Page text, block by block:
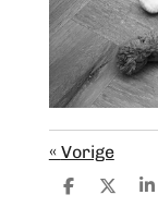
« Vorige
D
D
S